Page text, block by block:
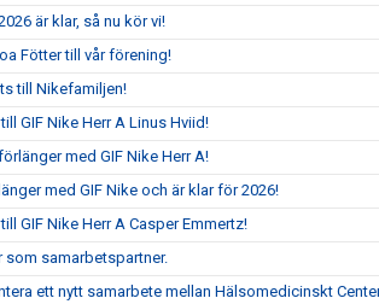
är klar, så nu kör vi!
Fötter till vår förening!
till Nikefamiljen!
GIF Nike Herr A Linus Hviid!
med GIF Nike Herr A!
med GIF Nike och är klar för 2026!
GIF Nike Herr A Casper Emmertz!
samarbetspartner.
ett nytt samarbete mellan Hälsomedicinskt